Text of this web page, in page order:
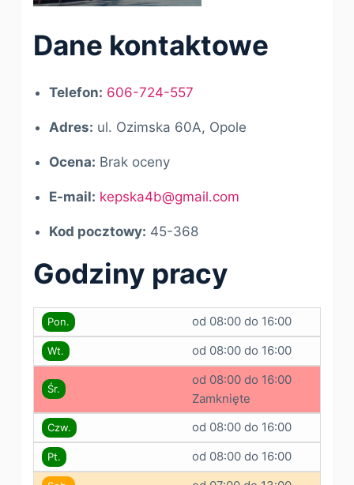
Dane kontaktowe
Telefon: 606-724-557
Adres: ul. Ozimska 60A, Opole
Ocena: Brak oceny
E-mail: kepska4b@gmail.com
Kod pocztowy: 45-368
Godziny pracy
Pon. od 08:00 do 16:00
Wt. od 08:00 do 16:00
Śr.
od 08:00 do 16:00
Zamknięte
Czw. od 08:00 do 16:00
Pt. od 08:00 do 16:00